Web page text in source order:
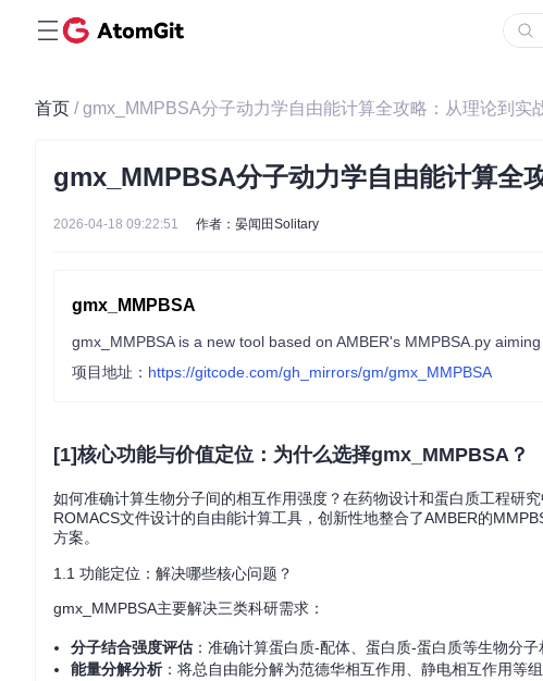
首页 / gmx_MMPBSA分子动力学自由能计算全攻略：从理论到实
gmx_MMPBSA分子动力学自由能计算全
2026-04-18 09:22:51 作者：晏闻田Solitary
gmx_MMPBSA
gmx_MMPBSA is a new tool based on AMBER's MMPBSA.py
项目地址： https://gitcode.com/gh_mirrors/gm/gmx_MMPBSA
[1]核心功能与价值定位：为什么选择gmx_MMPBSA？
如何准确计算生物分子间的相互作用强度？在药物设计和蛋白质工程研
ROMACS文件设计的自由能计算工具，创新性地整合了AMBER的
方案。
1.1 功能定位：解决哪些核心问题？
gmx_MMPBSA主要解决三类科研需求：
分子结合强度评估 ：准确计算蛋白质-配体、蛋白质-蛋白质等生物分
能量分解分析：将总自由能分解为范德华相互作用、静电相互作用等